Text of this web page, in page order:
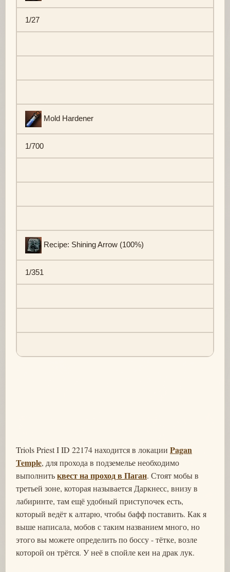
1/27
Mold Hardener
1/700
Recipe: Shining Arrow (100%)
1/351
Triols Priest I ID 22174 находится в локации Pagan
Temple, для прохода в подземелье необходимо
выполнитьквест на проход в Паган. Стоят мобы в
третьей зоне, которая называется Даркнесс, внизу в
лабиринте, там ещё удобный приступочек есть,
который ведёт к алтарю, чтобы бафф поставить. Как я
выше написала, мобов с таким названием много, но
этого вы можете определить по боссу - тётке, возле
которой он трётся. У неё в спойле кеи на драк лук.